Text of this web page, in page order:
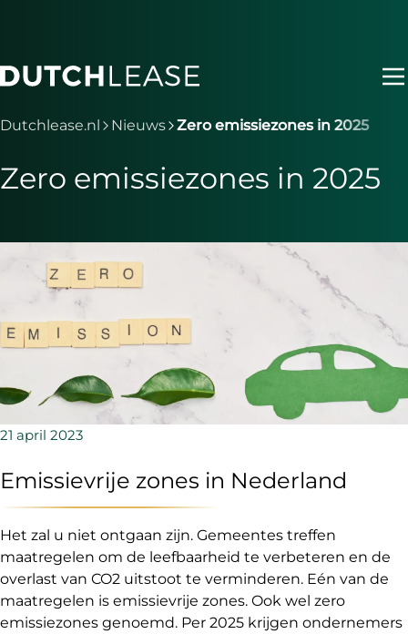
Je bent nu voorbij het hoofdmenu
Dutchlease.nl Nieuws Zero emissiezones in 2025
Zero emissiezones in 2025
21 april 2023
Emissievrije zones in Nederland
Het zal u niet ontgaan zijn. Gemeentes treffen
maatregelen om de leefbaarheid te verbeteren en de
overlast van CO2 uitstoot te verminderen. Eén van de
maatregelen is emissievrije zones. Ook wel zero
emissiezones genoemd. Per 2025 krijgen ondernemers